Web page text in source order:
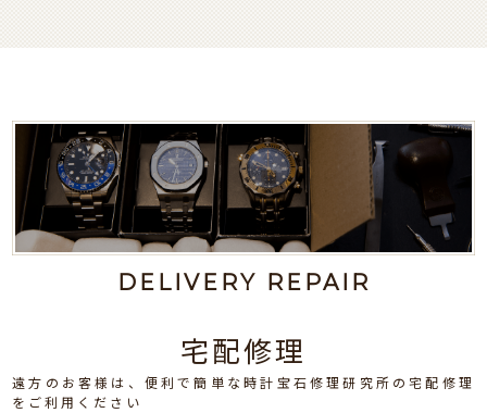
DELIVERY REPAIR
宅配修理
遠方のお客様は、便利で簡単な時計宝石修理研究所の宅配修理
をご利用ください